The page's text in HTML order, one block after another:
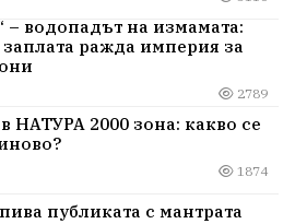
– водопадът на измамата:
ражда империя за
2789
НАТУРА 2000 зона: какво се
1874
публиката с мантрата